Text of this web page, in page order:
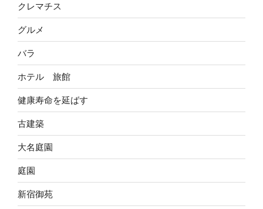
クレマチス
グルメ
バラ
ホテル 旅館
健康寿命を延ばす
古建築
大名庭園
庭園
新宿御苑